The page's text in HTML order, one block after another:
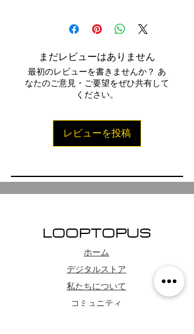
software: "El Cajón" VST/AU
まだレビューはありません
最初のレビューを書きませんか？ あ
なたのご意見・ご要望をぜひ共有して
ください。
レビューを投稿
LOOPTOPUS
ホーム
デジタルストア
私たちについて
コミュニティ